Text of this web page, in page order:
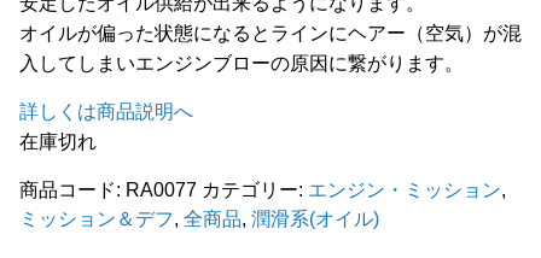
オイルが偏った状態になるとラインにヘアー（空気）が混
入してしまいエンジンブローの原因に繋がります。
詳しくは商品説明へ
在庫切れ
商品コード: RA0077 カテゴリー: エンジン・ミッション,
ミッション＆デフ, 全商品, 潤滑系(オイル)